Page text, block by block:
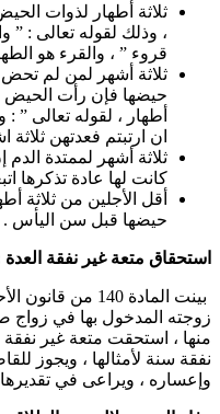
ثلاثة أطهار لذوات
، وذلك لقوله تعالى : ”
قروء ” ، والقرء هو
ثلاثة أشهر لمن لم
حيضها فإن رأت الحيض
أطهار ، لقوله تعالى
ان ارتبتم فعدتهن
ثلاثة أشهر لممتدة
كانت لها عادة تذكرها
أقل الأجلين من ثلاثة
حيضها قبل سن اليأس .
استحقاق متعة غير نفقة العدة
بينت المادة 140
زوجته المدخول بها في زواج
منها ، استحقت متعة غير نفقة
نفقة سنة لأمثالها ، ويجوز
وإعساره ، ويراعى في